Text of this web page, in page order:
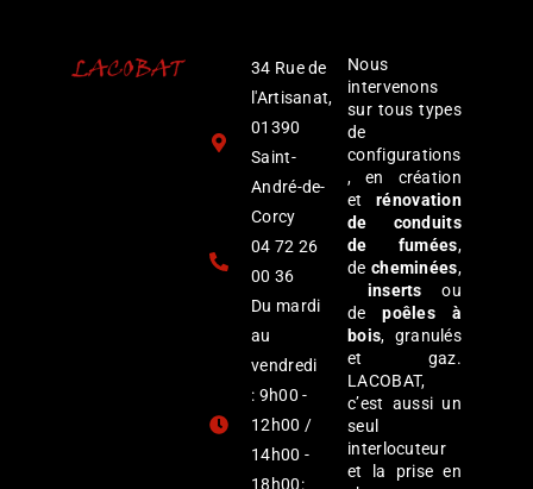
34 Rue de
l'Artisanat,
01390
Saint-
André-de-
Corcy
04 72 26
00 36
Du mardi
au
vendredi
: 9h00 -
12h00 /
14h00 -
18h00:
Nous
intervenons
sur tous types
de
configurations
, en création
et rénovation
de conduits
de fumées,
de cheminées,
inserts ou
de poêles à
bois, granulés
et gaz.
LACOBAT,
c’est aussi un
seul
interlocuteur
et la prise en